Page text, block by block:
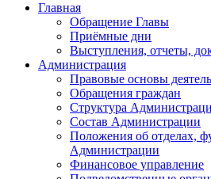
Главная
Обращение Главы
Приёмные дни
Выступления, отчеты,
Администрация
Правовые основы
Обращения граждан
Структура
Состав Администрации
Положения об отделах,
Администрации
Финансовое управление